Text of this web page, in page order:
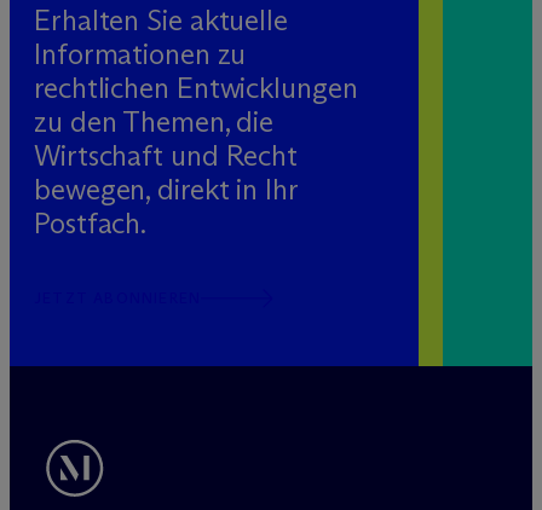
Erhalten Sie aktuelle
Informationen zu
rechtlichen Entwicklungen
zu den Themen, die
Wirtschaft und Recht
bewegen, direkt in Ihr
Postfach.